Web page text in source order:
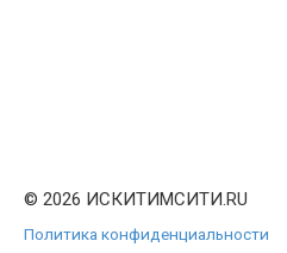
© 2026 ИСКИТИМСИТИ.RU
Политика конфиденциальности